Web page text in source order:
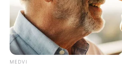
Blood Sugar Is Not From
MEDVI